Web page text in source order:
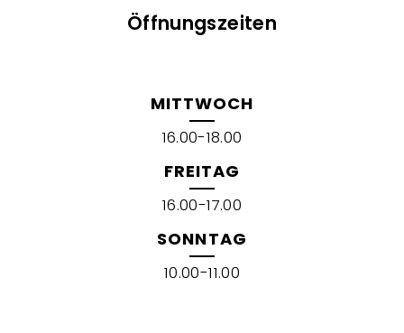
Öffnungszeiten
MITTWOCH
16.00-18.00
FREITAG
16.00-17.00
SONNTAG
10.00-11.00